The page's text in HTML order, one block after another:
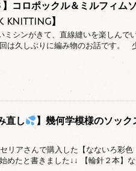
ロポックル＆ミルフィム
knitting】
シンがきて、直線縫いを楽しんで
は久しぶりに編み物のお話です。
直し 】幾何学模様のソッ
リアさんで購入した【なないろ彩
めたと書きました↓↓ 【輪針２本】